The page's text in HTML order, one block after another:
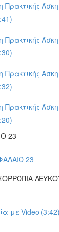
Πρακτικής
Πρακτικής
Πρακτικής
Πρακτικής
23
23
με Video (3:42)